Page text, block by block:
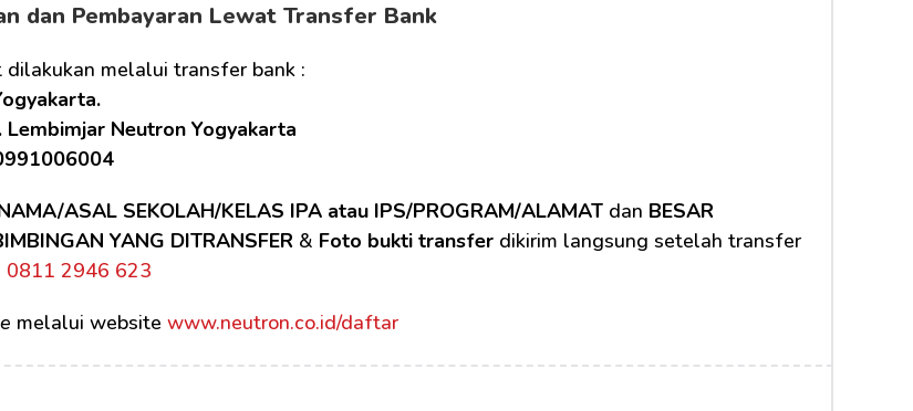
dan Pembayaran Lewat Transfer Bank
dilakukan melalui transfer bank :
Lembimjar Neutron Yogyakarta
ASAL SEKOLAH/KELAS IPA atau IPS/PROGRAM/ALAMAT dan BESAR
YANG DITRANSFER & Foto bukti transfer dikirim langsung setelah transfer
0811 2946 623
melalui website www.neutron.co.id/daftar